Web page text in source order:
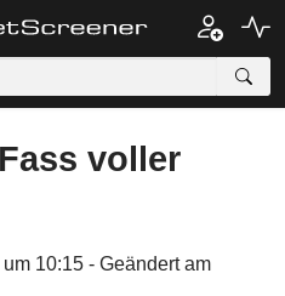
voller
10:15 - Geändert am